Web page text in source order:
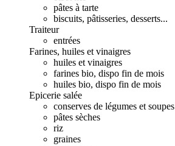
pâtes à tarte
biscuits, pâtisseries, desserts...
Traiteur
entrées
Farines, huiles et vinaigres
huiles et vinaigres
farines bio, dispo fin de mois
huiles bio, dispo fin de mois
Epicerie salée
conserves de légumes et soupes
pâtes sèches
riz
graines